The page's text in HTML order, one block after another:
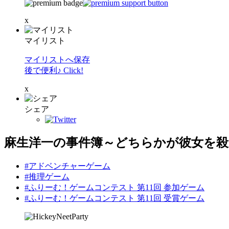
x
マイリスト
マイリストへ保存
後で便利♪ Click!
x
シェア
麻生洋一の事件簿～どちらかが彼女を
#アドベンチャーゲーム
#推理ゲーム
#ふりーむ！ゲームコンテスト 第11回 参加ゲーム
#ふりーむ！ゲームコンテスト 第11回 受賞ゲーム